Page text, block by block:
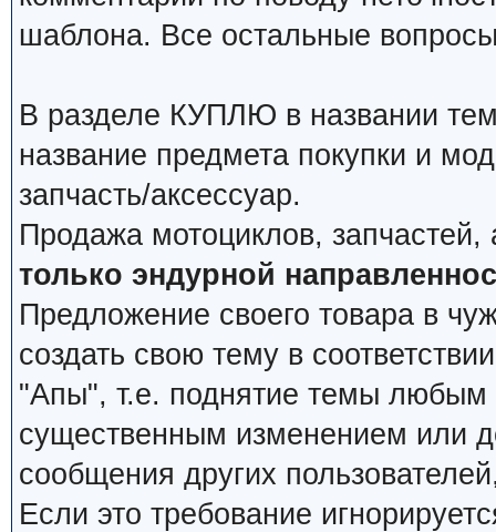
шаблона. Все остальные
В разделе КУПЛЮ в названии
название предмета покупки и
запчасть/аксессуар.
Продажа мотоциклов, запчастей,
только эндурной
Предложение своего товара в
создать свою тему в
"Апы", т.е. поднятие темы любым
существенным изменением или
сообщения других
Если это требование